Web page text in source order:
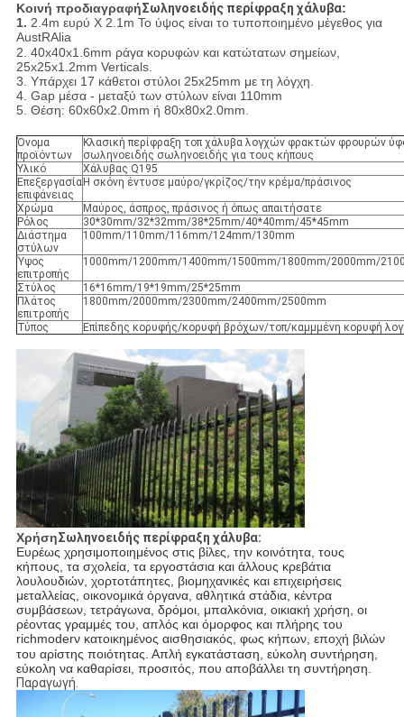
Κοινή προδιαγραφήΣωληνοειδής περίφραξη χάλυβα:
1. 2.4m ευρύ Χ 2.1m Το ύψος είναι το τυποποιημένο μέγεθος για
AustRAlia
2. 40x40x1.6mm ράγα κορυφών και κατώτατων σημείων,
25x25x1.2mm Verticals.
3. Υπάρχει 17 κάθετοι στύλοι 25x25mm με τη λόγχη.
4. Gap μέσα - μεταξύ των στύλων είναι 110mm
5. Θέση: 60x60x2.0mm ή 80x80x2.0mm.
Όνομα
προϊόντων
Κλασική περίφραξη τοπ χάλυβα λογχών φρακτών φρουρών
σωληνοειδής σωληνοειδής για τους κήπους
Υλικό
Χάλυβας Q195
Επεξεργασία
επιφάνειας
Η σκόνη έντυσε μαύρο/γκρίζος/την κρέμα/πράσινος
Χρώμα
Μαύρος, άσπρος, πράσινος ή όπως απαιτήσατε
Ρόλος
30*30mm/32*32mm/38*25mm/40*40mm/45*45mm
Διάστημα
στύλων
100mm/110mm/116mm/124mm/130mm
Ύψος
επιτροπής
1000mm/1200mm/1400mm/1500mm/1800mm/2000mm/
Στύλος
16*16mm/19*19mm/25*25mm
Πλάτος
επιτροπής
1800mm/2000mm/2300mm/2400mm/2500mm
Τύπος Επίπεδης κορυφής/κορυφή βρόχων/τοπ/καμμμένη κορυφή
ΧρήσηΣωληνοειδής περίφραξη χάλυβα:
Ευρέως χρησιμοποιημένος στις βίλες, την κοινότητα, τους
κήπους, τα σχολεία, τα εργοστάσια και άλλους κρεβάτια
λουλουδιών, χορτοτάπητες, βιομηχανικές και επιχειρήσεις
μεταλλείας, οικονομικά όργανα, αθλητικά στάδια, κέντρα
συμβάσεων, τετράγωνα, δρόμοι, μπαλκόνια, οικιακή χρήση, οι
ρέοντας γραμμές του, απλός και όμορφος και πλήρης του
richmoderνκατοικημένος αισθησιακός, φως κήπων, εποχή βιλών
του αρίστης ποιότητας. Απλή εγκατάσταση, εύκολη συντήρηση,
εύκολη να καθαρίσει, προσιτός, που αποβάλλει τη συντήρηση.
Παραγωγή.